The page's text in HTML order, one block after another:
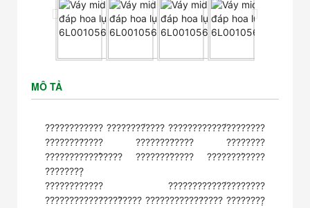
MÔ TẢ
???????????? ????????́???? ????????????́????????
????????̛???? ????????̛???? ????????
????????????̂̀???? ????????̀???? ????????̀????
????????̣
???????????? ????????????́????????
????????????̛????̛̀???? ????????????̛???? ????????̣